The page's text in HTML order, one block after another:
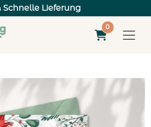
Schnelle Lieferung
0